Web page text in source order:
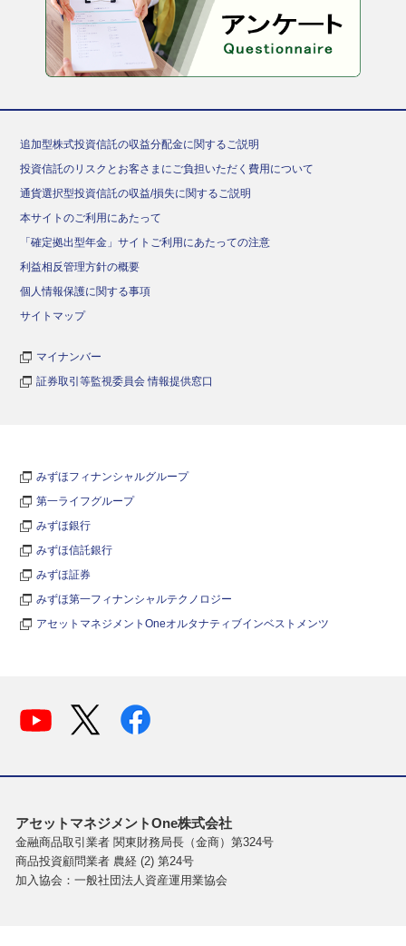
追加型株式投資信託の収益分配金に関するご説明
投資信託のリスクとお客さまにご負担いただく費用について
通貨選択型投資信託の収益/損失に関するご説明
本サイトのご利用にあたって
「確定拠出型年金」サイトご利用にあたっての注意
利益相反管理方針の概要
個人情報保護に関する事項
サイトマップ
マイナンバー
証券取引等監視委員会 情報提供窓口
みずほフィナンシャルグループ
第一ライフグループ
みずほ銀行
みずほ信託銀行
みずほ証券
みずほ第一フィナンシャルテクノロジー
アセットマネジメントOneオルタナティブインベストメンツ
アセットマネジメントOne株式会社
金融商品取引業者 関東財務局長（金商）第324号
商品投資顧問業者 農経 (2) 第24号
加入協会：一般社団法人資産運用業協会